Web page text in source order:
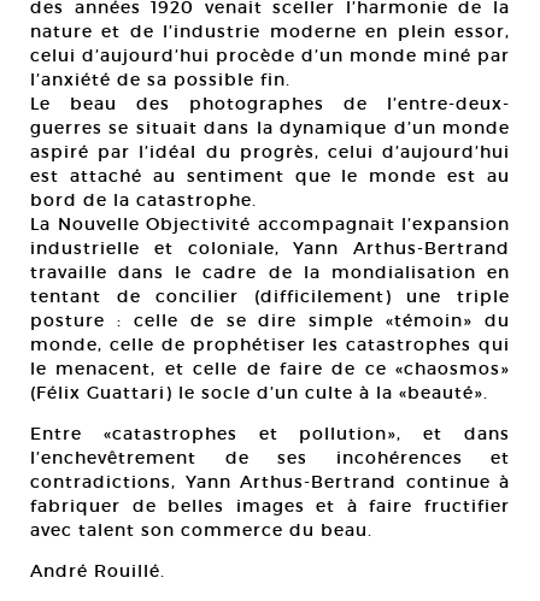
des années 1920 venait sceller l’harmonie de la
nature et de l’industrie moderne en plein essor,
celui d’aujourd’hui procède d’un monde miné par
l’anxiété de sa possible fin.
Le beau des photographes de l’entre-deux-
guerres se situait dans la dynamique d’un monde
aspiré par l’idéal du progrès, celui d’aujourd’hui
est attaché au sentiment que le monde est au
bord de la catastrophe.
La Nouvelle Objectivité accompagnait l’expansion
industrielle et coloniale, Yann Arthus-Bertrand
travaille dans le cadre de la mondialisation en
tentant de concilier (difficilement) une triple
posture : celle de se dire simple «témoin» du
monde, celle de prophétiser les catastrophes qui
le menacent, et celle de faire de ce «chaosmos»
(Félix Guattari) le socle d’un culte à la «beauté».
Entre «catastrophes et pollution», et dans
l’enchevêtrement de ses incohérences et
contradictions, Yann Arthus-Bertrand continue à
fabriquer de belles images et à faire fructifier
avec talent son commerce du beau.
André Rouillé.